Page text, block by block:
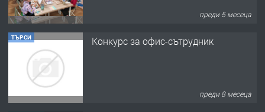
преди 5 месеца
ТЪРСИ Конкурс за офис-сътрудник
преди 8 месеца